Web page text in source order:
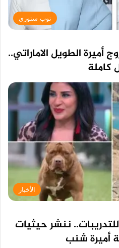
توب ستوري
أميرة الطويل الاماراتي..
كاملة
الأخبار
ننشر حيثيات
أميرة شنب